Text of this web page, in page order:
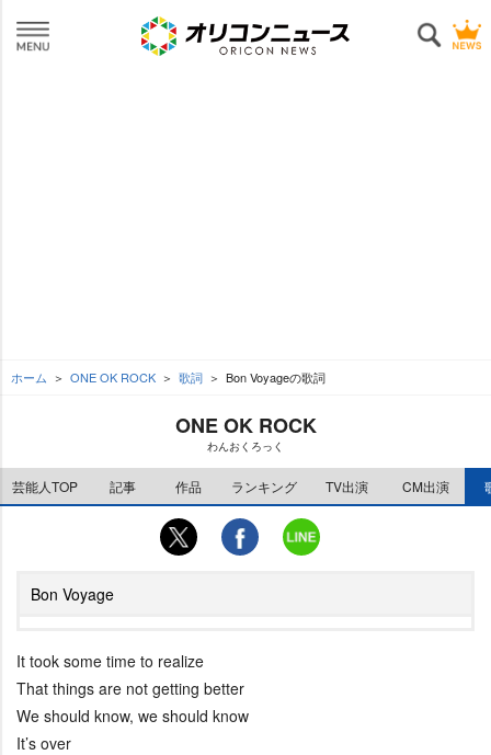
ホーム ONE OK ROCK 歌詞 Bon Voyageの歌詞
ONE OK ROCK
わんおくろっく
芸能人TOP 記事 作品 ランキング TV出演 CM出演
Bon Voyage
It took some time to realize
That things are not getting better
We should know, we should know
It’s over